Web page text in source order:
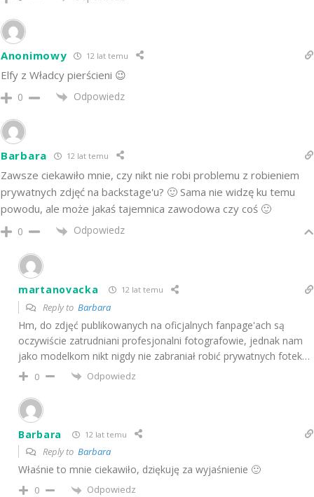
Anonimowy 12 lat temu
Elfy z Władcy pierścieni 😉
0 Odpowiedz
Barbara 12 lat temu
Zawsze ciekawiło mnie, czy nikt nie robi problemu z robieniem
prywatnych zdjęć na backstage'u? 🙂 Sama nie widzę ku temu
powodu, ale może jakaś tajemnica zawodowa czy coś 🙂
0 Odpowiedz
martanovacka 12 lat temu
Reply to Barbara
Hm, do zdjęć publikowanych na oficjalnych fanpage'ach są
oczywiście zatrudniani profesjonalni fotografowie, jednak nam
jako modelkom nikt nigdy nie zabraniał robić prywatnych fotek…
0 Odpowiedz
Barbara 12 lat temu
Reply to Barbara
Właśnie to mnie ciekawiło, dziękuję za wyjaśnienie 🙂
0 Odpowiedz